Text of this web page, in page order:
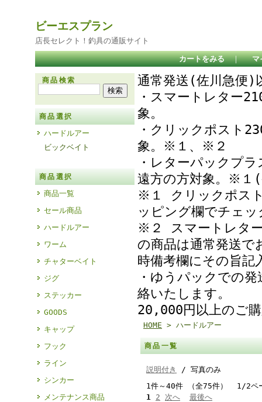
ビーエスプラン
店長セレクト！釣具の通販サイト
カートをみる ｜ マ
商品検索
商品選択
ハードルアー
ビックベイト
商品選択
商品一覧
セール商品
ハードルアー
ワーム
チャターベイト
ジグ
ステッカー
GOODS
キャップ
フック
ライン
シンカー
メンテナンス商品
通常発送(佐川急便)
・スマートレター
象
・クリックポスト
象。※１、※２
・レターパックプ
遠方の方対象。※１
※１ クリックポス
ッピング欄でチェ
※２ スマートレタ
の商品は通常発送で
時備考欄にその旨記
・ゆうパックでの
絡いたします。
20,000円以上のご
HOME > ハードルアー
商品一覧
説明付き
/ 写真のみ
1件～40件 （全75件） 1/2ペ
1 2 次へ 最後へ